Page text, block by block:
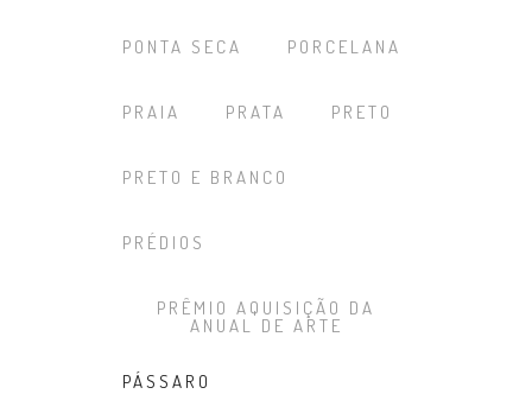
PONTA SECA PORCELANA
PRAIA PRATA PRETO
PRETO E BRANCO
PRÉDIOS
PRÊMIO AQUISIÇÃO DA
ANUAL DE ARTE
PÁSSARO